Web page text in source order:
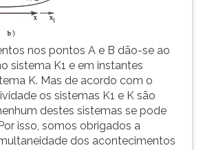
nos pontos A e B dão-se ao
sistema K1 e em instantes
K. Mas de acordo com o
os sistemas K1 e K são
destes sistemas se pode
isso, somos obrigados a
dos acontecimentos